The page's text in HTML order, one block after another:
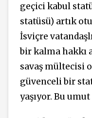
geçici kabul
statüsü) artık
İsviçre
bir kalma hakkı
savaş mültecisi
güvenceli bir
yaşıyor. Bu